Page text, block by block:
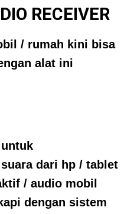
RECEIVER
/ rumah kini bisa
alat ini
dari hp / tablet
/ audio mobil
dengan sistem